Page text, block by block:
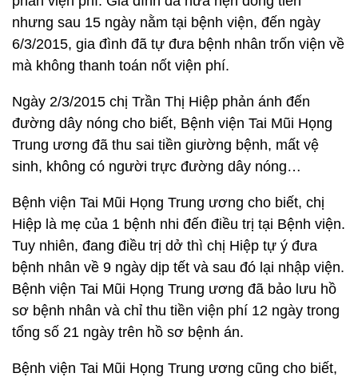
nhưng sau 15 ngày nằm tại bệnh viện, đến ngày
6/3/2015, gia đình đã tự đưa bệnh nhân trốn viện về
mà không thanh toán nốt viện phí.
Ngày 2/3/2015 chị Trần Thị Hiệp phản ánh đến
đường dây nóng cho biết, Bệnh viện Tai Mũi Họng
Trung ương đã thu sai tiền giường bệnh, mất vệ
sinh, không có người trực đường dây nóng…
Bệnh viện Tai Mũi Họng Trung ương cho biết, chị
Hiệp là mẹ của 1 bệnh nhi đến điều trị tại Bệnh viện.
Tuy nhiên, đang điều trị dở thì chị Hiệp tự ý đưa
bệnh nhân về 9 ngày dịp tết và sau đó lại nhập viện.
Bệnh viện Tai Mũi Họng Trung ương đã bảo lưu hồ
sơ bệnh nhân và chỉ thu tiền viện phí 12 ngày trong
tổng số 21 ngày trên hồ sơ bệnh án.
Bệnh viện Tai Mũi Họng Trung ương cũng cho biết,